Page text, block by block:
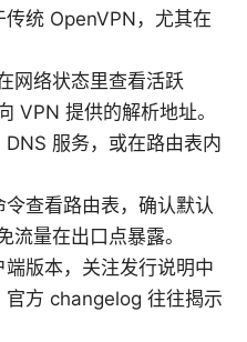
统 OpenVPN，尤其在
网络状态里查看活跃
VPN 提供的解析地址。
服务，或在路由表内
查看路由表，确认默认
流量在出口点暴露。
版本，关注发行说明中
官方 changelog 往往揭示